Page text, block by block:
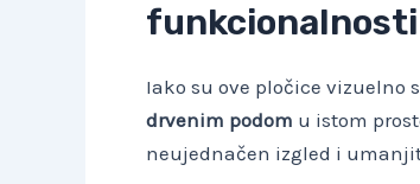
funkcionalnosti
Iako su ove pločice vizuelno
drvenim podom u istom
neujednačen izgled i